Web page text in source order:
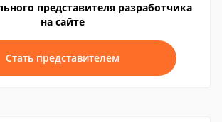
представителя разработчика
на сайте
Стать представителем